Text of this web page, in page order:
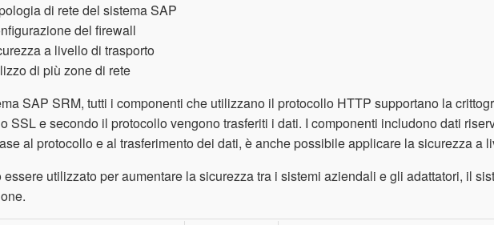
di rete del sistema SAP
del firewall
a livello di trasporto
di più zone di rete
SAP SRM, tutti i componenti che utilizzano il protocollo HTTP supportano la
SSL e secondo il protocollo vengono trasferiti i dati. I componenti includono dati
al protocollo e al trasferimento dei dati, è anche possibile applicare la sicurezza a
essere utilizzato per aumentare la sicurezza tra i sistemi aziendali e gli adattatori, il